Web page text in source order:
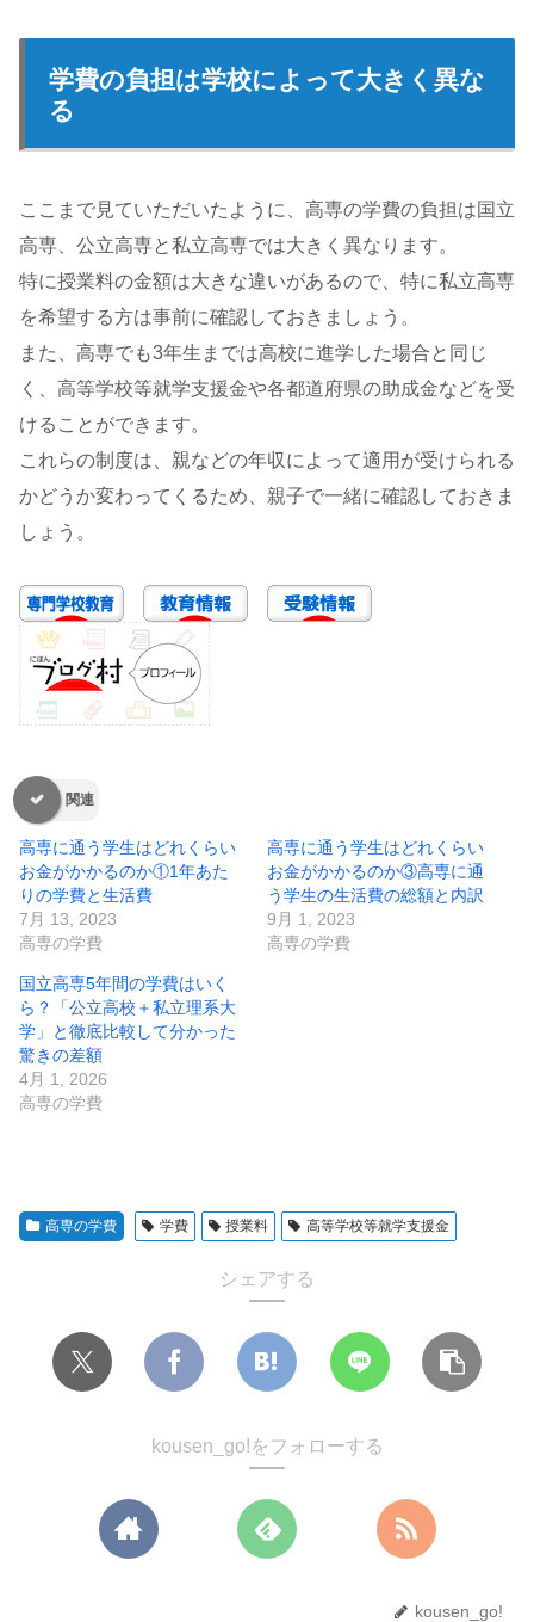
学費の負担は学校によって大きく異な
る
ここまで見ていただいたように、高専の学費の負担は国立
高専、公立高専と私立高専では大きく異なります。
特に授業料の金額は大きな違いがあるので、特に私立高専
を希望する方は事前に確認しておきましょう。
また、高専でも3年生までは高校に進学した場合と同じ
く、高等学校等就学支援金や各都道府県の助成金などを受
けることができます。
これらの制度は、親などの年収によって適用が受けられる
かどうか変わってくるため、親子で一緒に確認しておきま
しょう。
関連
高専に通う学生はどれくらい
お金がかかるのか①1年あた
りの学費と生活費
7月 13, 2023
高専の学費
高専に通う学生はどれくらい
お金がかかるのか③高専に通
う学生の生活費の総額と内訳
9月 1, 2023
高専の学費
国立高専5年間の学費はいく
ら？「公立高校＋私立理系大
学」と徹底比較して分かった
驚きの差額
4月 1, 2026
高専の学費
高専の学費 学費 授業料 高等学校等就学支援金
シェアする
kousen_go!をフォローする
kousen_go!